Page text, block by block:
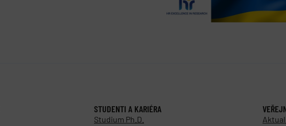
STUDENTI A KARIÉRA
Studium Ph.D.